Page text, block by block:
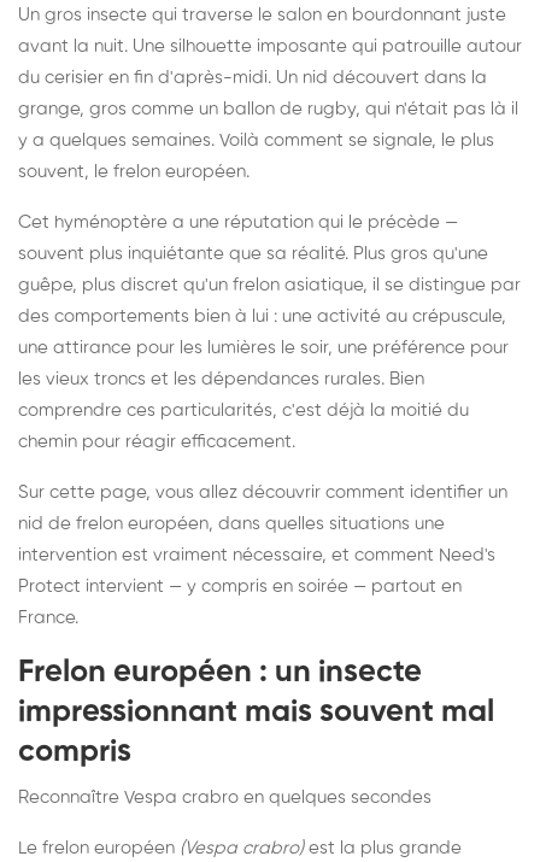
Un gros insecte qui traverse le salon en bourdonnant juste
avant la nuit. Une silhouette imposante qui patrouille autour
du cerisier en fin d'après-midi. Un nid découvert dans la
grange, gros comme un ballon de rugby, qui n'était pas là il
y a quelques semaines. Voilà comment se signale, le plus
souvent, le frelon européen.
Cet hyménoptère a une réputation qui le précède —
souvent plus inquiétante que sa réalité. Plus gros qu'une
guêpe, plus discret qu'un frelon asiatique, il se distingue par
des comportements bien à lui : une activité au crépuscule,
une attirance pour les lumières le soir, une préférence pour
les vieux troncs et les dépendances rurales. Bien
comprendre ces particularités, c'est déjà la moitié du
chemin pour réagir efficacement.
Sur cette page, vous allez découvrir comment identifier un
nid de frelon européen, dans quelles situations une
intervention est vraiment nécessaire, et comment Need's
Protect intervient — y compris en soirée — partout en
France.
Frelon européen : un insecte
impressionnant mais souvent mal
compris
Reconnaître Vespa crabro en quelques secondes
Le frelon européen (Vespa crabro)est la plus grande